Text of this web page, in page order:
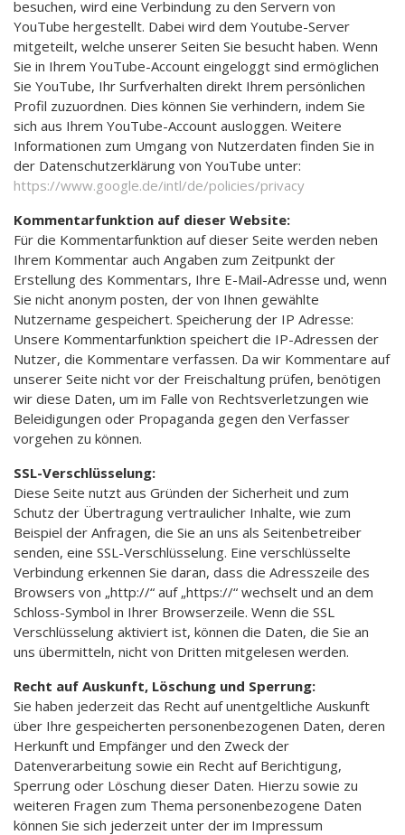
besuchen, wird eine Verbindung zu den Servern von
YouTube hergestellt. Dabei wird dem Youtube-Server
mitgeteilt, welche unserer Seiten Sie besucht haben. Wenn
Sie in Ihrem YouTube-Account eingeloggt sind ermöglichen
Sie YouTube, Ihr Surfverhalten direkt Ihrem persönlichen
Profil zuzuordnen. Dies können Sie verhindern, indem Sie
sich aus Ihrem YouTube-Account ausloggen. Weitere
Informationen zum Umgang von Nutzerdaten finden Sie in
der Datenschutzerklärung von YouTube unter:
https://www.google.de/intl/de/policies/privacy
Kommentarfunktion auf dieser Website:
Für die Kommentarfunktion auf dieser Seite werden neben
Ihrem Kommentar auch Angaben zum Zeitpunkt der
Erstellung des Kommentars, Ihre E-Mail-Adresse und, wenn
Sie nicht anonym posten, der von Ihnen gewählte
Nutzername gespeichert. Speicherung der IP Adresse:
Unsere Kommentarfunktion speichert die IP-Adressen der
Nutzer, die Kommentare verfassen. Da wir Kommentare auf
unserer Seite nicht vor der Freischaltung prüfen, benötigen
wir diese Daten, um im Falle von Rechtsverletzungen wie
Beleidigungen oder Propaganda gegen den Verfasser
vorgehen zu können.
SSL-Verschlüsselung:
Diese Seite nutzt aus Gründen der Sicherheit und zum
Schutz der Übertragung vertraulicher Inhalte, wie zum
Beispiel der Anfragen, die Sie an uns als Seitenbetreiber
senden, eine SSL-Verschlüsselung. Eine verschlüsselte
Verbindung erkennen Sie daran, dass die Adresszeile des
Browsers von „http://“ auf „https://“ wechselt und an dem
Schloss-Symbol in Ihrer Browserzeile. Wenn die SSL
Verschlüsselung aktiviert ist, können die Daten, die Sie an
uns übermitteln, nicht von Dritten mitgelesen werden.
Recht auf Auskunft, Löschung und Sperrung:
Sie haben jederzeit das Recht auf unentgeltliche Auskunft
über Ihre gespeicherten personenbezogenen Daten, deren
Herkunft und Empfänger und den Zweck der
Datenverarbeitung sowie ein Recht auf Berichtigung,
Sperrung oder Löschung dieser Daten. Hierzu sowie zu
weiteren Fragen zum Thema personenbezogene Daten
können Sie sich jederzeit unter der im Impressum